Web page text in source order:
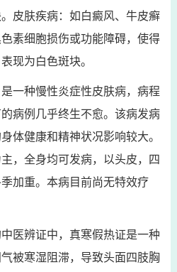
皮肤疾病：如白癜风、牛皮癣
素细胞损伤或功能障碍，使得
现为白色斑块。
一种慢性炎症性皮肤病，病程
病例几乎终生不愈。该病发病
体健康和精神状况影响较大。
，全身均可发病，以头皮，四
加重。本病目前尚无特效疗
医辨证中，真寒假热证是一种
被寒湿阻滞，导致头面四肢胸